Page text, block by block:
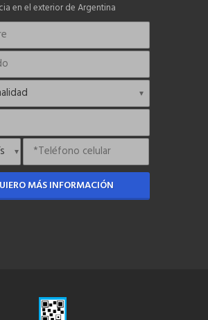
en el exterior de Argentina
MÁS INFORMACIÓN